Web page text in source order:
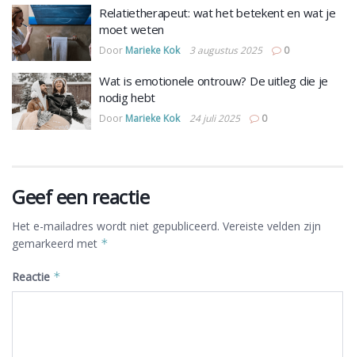
Relatietherapeut: wat het betekent en wat je
moet weten
Door Marieke Kok 3 augustus 2025 0
Wat is emotionele ontrouw? De uitleg die je
nodig hebt
Door Marieke Kok 24 juli 2025 0
Geef een reactie
Het e-mailadres wordt niet gepubliceerd. Vereiste velden zijn
gemarkeerd met *
Reactie *